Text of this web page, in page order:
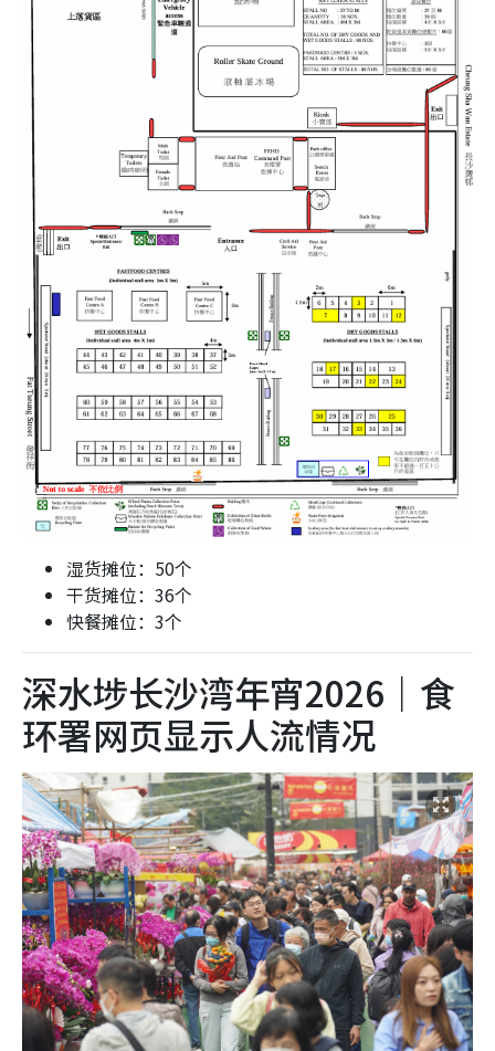
湿货摊位：50个
干货摊位：36个
快餐摊位：3个
深水埗长沙湾年宵2026｜食
环署网页显示人流情况